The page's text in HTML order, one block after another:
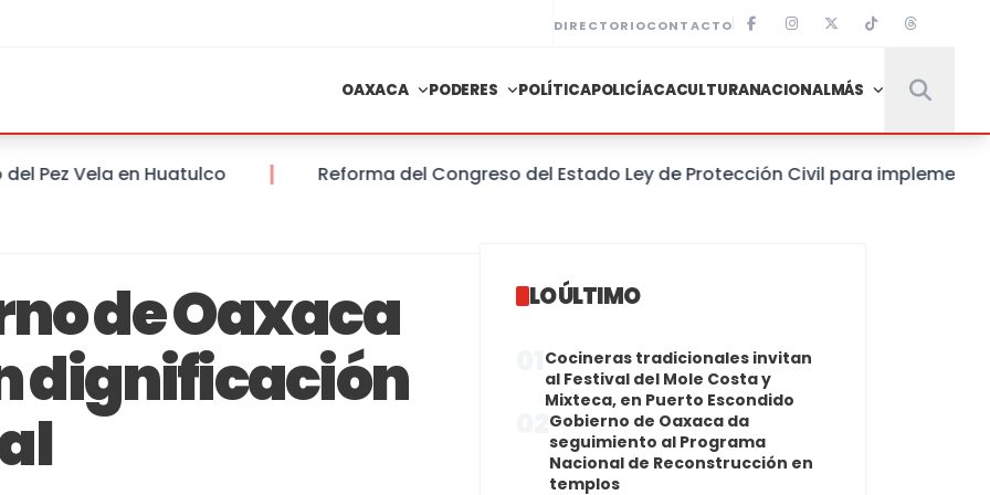
DIRECTORIOCONTACTO
OAXACA PODERES POLÍTICAPOLICÍACACULTURANACIONALMÁS
Vela en Huatulco Reforma del Congreso del Estado Ley de Protección Civil para implementar
de Oaxaca
dignificación
LO ÚLTIMO
Cocineras tradicionales invitan
al Festival del Mole Costa y
Mixteca, en Puerto Escondido
Gobierno de Oaxaca da
seguimiento al Programa
Nacional de Reconstrucción en
templos